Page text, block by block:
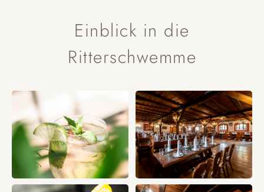
Einblick in die
Ritterschwemme